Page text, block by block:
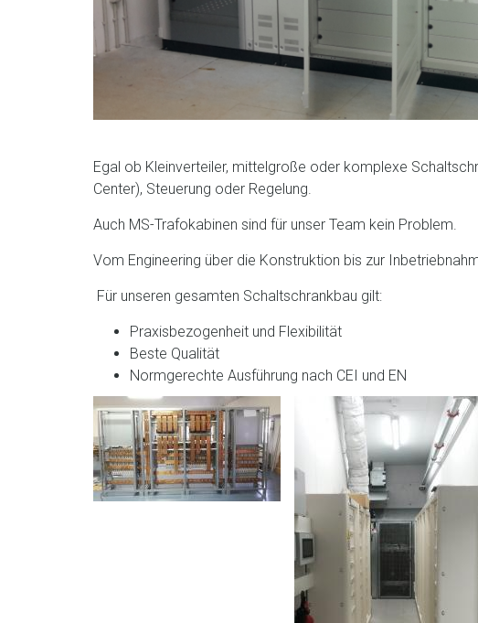
Egal ob Kleinverteiler, mittelgroße oder komplexe
Center), Steuerung oder Regelung.
Auch MS-Trafokabinen sind für unser Team kein Problem.
Vom Engineering über die Konstruktion bis zur
Für unseren gesamten Schaltschrankbau gilt:
Praxisbezogenheit und Flexibilität
Beste Qualität
Normgerechte Ausführung nach CEI und EN